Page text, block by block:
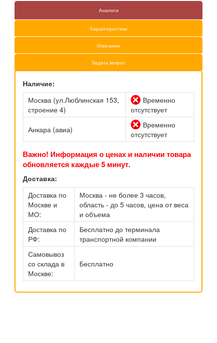
Аналоги
Характеристики
Описание
Задать вопрос
Наличие:
Москва (ул.Люблинская 153,
строение 4)
Временно
отсутствует
Анкара (авиа)
Временно
отсутствует
Важно! Информация о ценах и наличии товара
обновляется каждые 5 минут.
Доставка:
Доставка по
Москве и
МО:
Москва - не более 3 часов,
область - до 5 часов, цена от веса
и объема
Доставка по
РФ:
Бесплатно до терминала
транспортной компании
Самовывоз
со склада в
Москве:
Бесплатно